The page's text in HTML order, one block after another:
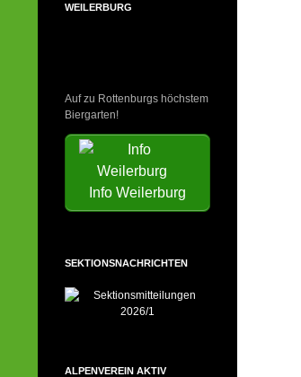
WEILERBURG
Auf zu Rottenburgs höchstem
Biergarten!
Info Weilerburg
SEKTIONSNACHRICHTEN
ALPENVEREIN AKTIV